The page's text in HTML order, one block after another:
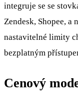
integruje se se
Zendesk, Shopee, a
nastavitelné limity
bezplatným
Cenový